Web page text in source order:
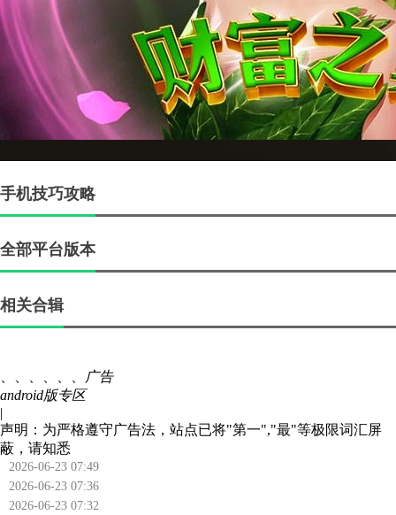
手机技巧攻略
全部平台版本
相关合辑
广告
android版专区
|
声明：为严格遵守广告法，站点已将"第一","最"等极限词汇屏
蔽，请知悉
2026-06-23 07:49
2026-06-23 07:36
2026-06-23 07:32